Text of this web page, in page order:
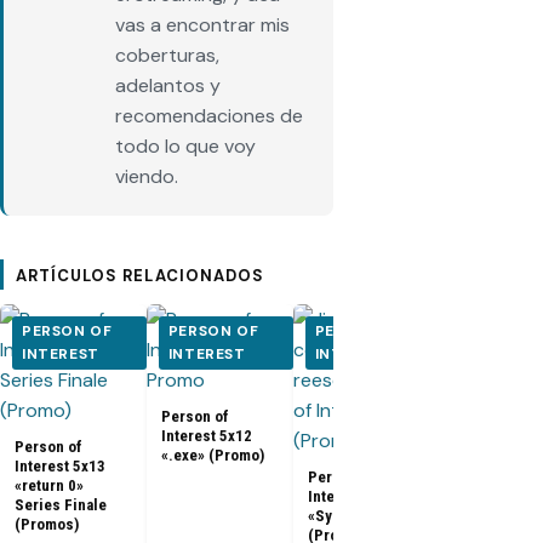
vas a encontrar mis
coberturas,
adelantos y
recomendaciones de
todo lo que voy
viendo.
ARTÍCULOS RELACIONADOS
PERSON OF
INTEREST
Person of
Interest 5x13
«return 0»
Series Finale
(Promos)
PERSON OF
INTEREST
Person of
Interest 5x12
«.exe» (Promo)
PERSON OF
INTEREST
Person of
Interest 5x11
«Synecdoche»
(Promo)